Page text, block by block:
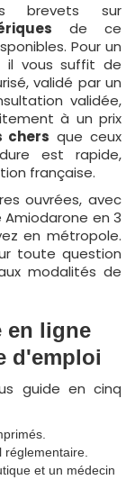
brevets sur
de ce
Pour un
il vous suffit de
validé par un
validée,
à un prix
chers que ceux
est rapide,
française.
ouvrées, avec
en 3
en métropole.
toute question
modalités de
en ligne
d'emploi
guide en cinq
et un médecin